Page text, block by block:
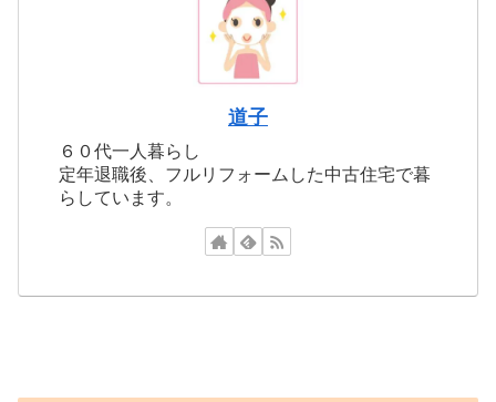
道子
６０代一人暮らし
定年退職後、フルリフォームした中古住宅で暮
らしています。